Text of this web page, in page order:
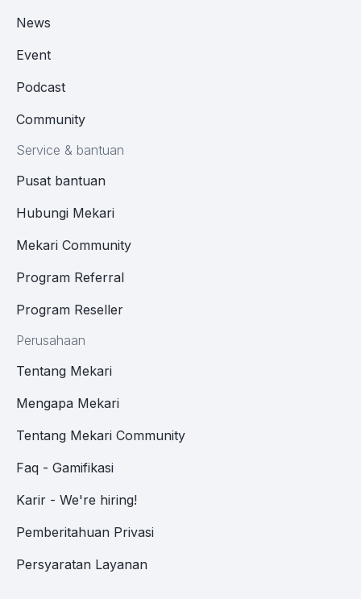
News
Event
Podcast
Community
Service & bantuan
Pusat bantuan
Hubungi Mekari
Mekari Community
Program Referral
Program Reseller
Perusahaan
Tentang Mekari
Mengapa Mekari
Tentang Mekari Community
Faq - Gamifikasi
Karir - We're hiring!
Pemberitahuan Privasi
Persyaratan Layanan